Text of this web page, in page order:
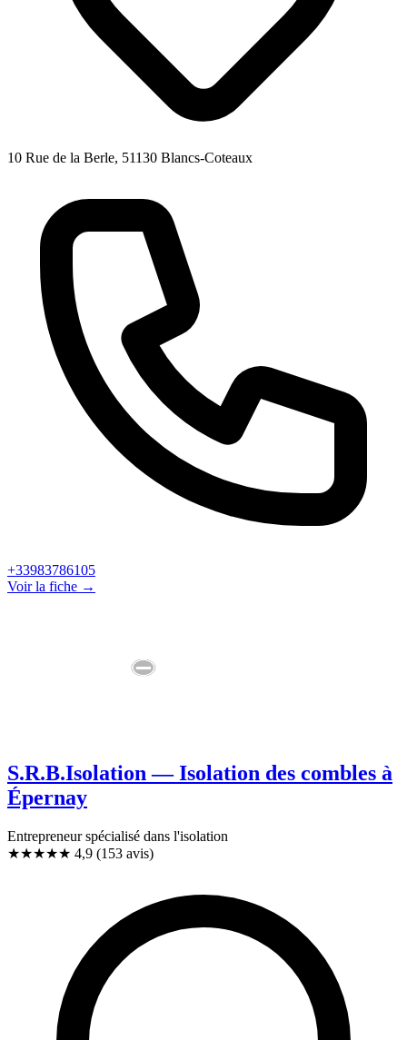
10 Rue de la Berle, 51130 Blancs-Coteaux
+33983786105
Voir la fiche →
S.R.B.Isolation — Isolation des combles à
Épernay
Entrepreneur spécialisé dans l'isolation
★★★★★ 4,9 (153 avis)